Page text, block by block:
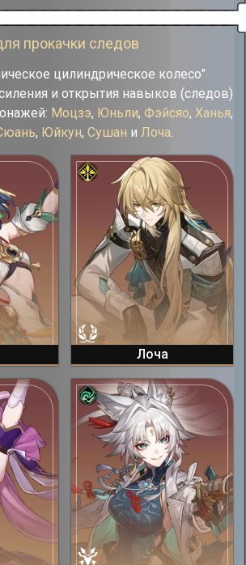
прокачки следов
цилиндрическое колесо"
и открытия навыков (следов)
Моцзэ, Юньли, Фэйсяо, Ханья,
, Юйкун, Сушан и Лоча
Лоча